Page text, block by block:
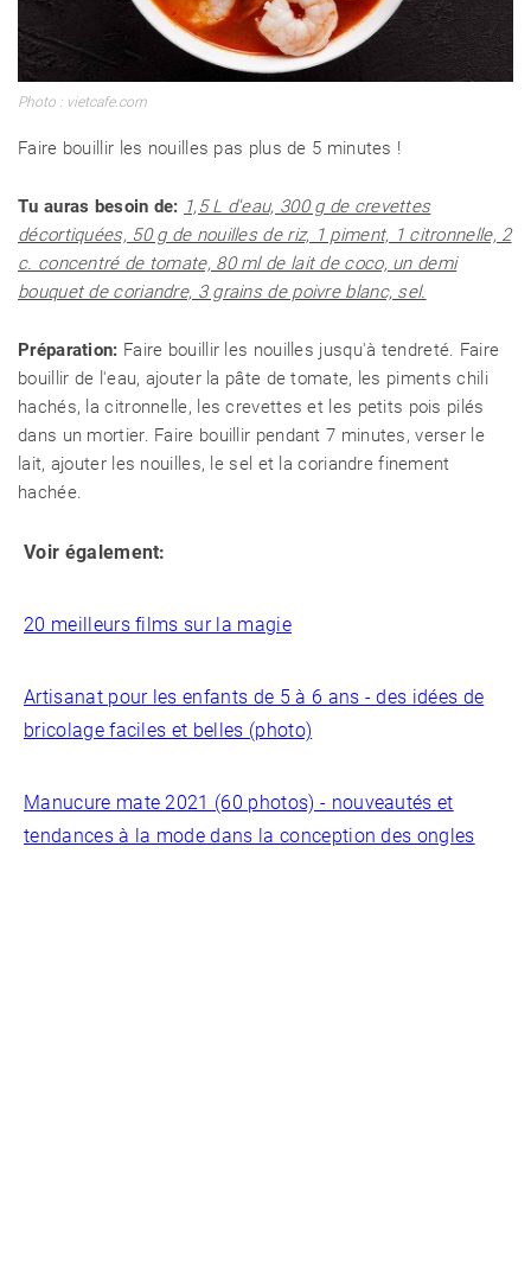
Photo : vietcafe.com
Faire bouillir les nouilles pas plus de 5 minutes !
Tu auras besoin de: 1,5 L d'eau, 300 g de crevettes
décortiquées, 50 g de nouilles de riz, 1 piment, 1 citronnelle, 2
c. concentré de tomate, 80 ml de lait de coco, un demi
bouquet de coriandre, 3 grains de poivre blanc, sel.
Préparation: Faire bouillir les nouilles jusqu'à tendreté. Faire
bouillir de l'eau, ajouter la pâte de tomate, les piments chili
hachés, la citronnelle, les crevettes et les petits pois pilés
dans un mortier. Faire bouillir pendant 7 minutes, verser le
lait, ajouter les nouilles, le sel et la coriandre finement
hachée.
Voir également:
20 meilleurs films sur la magie
Artisanat pour les enfants de 5 à 6 ans - des idées de
bricolage faciles et belles (photo)
Manucure mate 2021 (60 photos) - nouveautés et
tendances à la mode dans la conception des ongles